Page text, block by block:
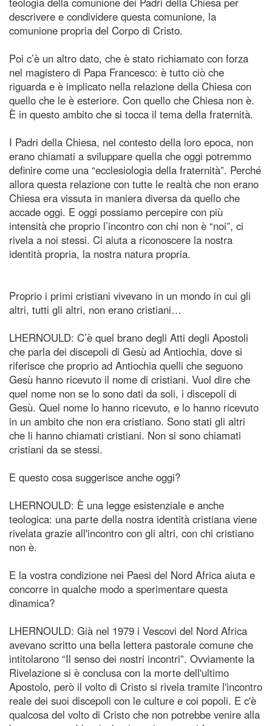
descrivere e condividere questa comunione, la
comunione propria del Corpo di Cristo.
Poi c’è un altro dato, che è stato richiamato con forza
nel magistero di Papa Francesco: è tutto ciò che
riguarda e è implicato nella relazione della Chiesa con
quello che le è esteriore. Con quello che Chiesa non è.
È in questo ambito che si tocca il tema della fraternità.
I Padri della Chiesa, nel contesto della loro epoca, non
erano chiamati a sviluppare quella che oggi potremmo
definire come una “ecclesiologia della fraternità”. Perché
allora questa relazione con tutte le realtà che non erano
Chiesa era vissuta in maniera diversa da quello che
accade oggi. E oggi possiamo percepire con più
intensità che proprio l’incontro con chi non è “noi”, ci
rivela a noi stessi. Ci aiuta a riconoscere la nostra
identità propria, la nostra natura propria.
Proprio i primi cristiani vivevano in un mondo in cui gli
altri, tutti gli altri, non erano cristiani…
LHERNOULD: C’è quel brano degli Atti degli Apostoli
che parla dei discepoli di Gesù ad Antiochia, dove si
riferisce che proprio ad Antiochia quelli che seguono
Gesù hanno ricevuto il nome di cristiani. Vuol dire che
quel nome non se lo sono dati da soli, i discepoli di
Gesù. Quel nome lo hanno ricevuto, e lo hanno ricevuto
in un ambito che non era cristiano. Sono stati gli altri
che li hanno chiamati cristiani. Non si sono chiamati
cristiani da se stessi.
E questo cosa suggerisce anche oggi?
LHERNOULD: È una legge esistenziale e anche
teologica: una parte della nostra identità cristiana viene
rivelata grazie all'incontro con gli altri, con chi cristiano
non è.
E la vostra condizione nei Paesi del Nord Africa aiuta e
concorre in qualche modo a sperimentare questa
dinamica?
LHERNOULD: Già nel 1979 i Vescovi del Nord Africa
avevano scritto una bella lettera pastorale comune che
intitolarono “Il senso dei nostri incontri”. Ovviamente la
Rivelazione si è conclusa con la morte dell'ultimo
Apostolo, però il volto di Cristo si rivela tramite l'incontro
reale dei suoi discepoli con le culture e coi popoli. E c'è
qualcosa del volto di Cristo che non potrebbe venire alla